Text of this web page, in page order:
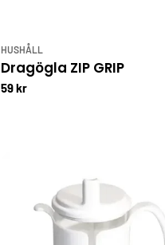
HUSHÅLL
Dragögla ZIP GRIP
59 kr